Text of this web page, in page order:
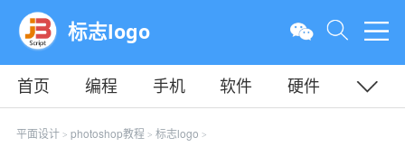
标志logo
首页 编程 手机 软件
硬件
教程
平面 服务器
平面设计> photoshop教程 > 标志logo >